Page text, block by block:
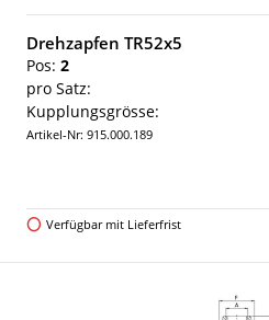
Drehzapfen TR52x5
Pos: 2
pro Satz:
Kupplungsgrösse:
Artikel-Nr: 915.000.189
Verfügbar mit Lieferfrist